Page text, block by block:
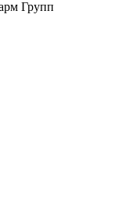
Групп